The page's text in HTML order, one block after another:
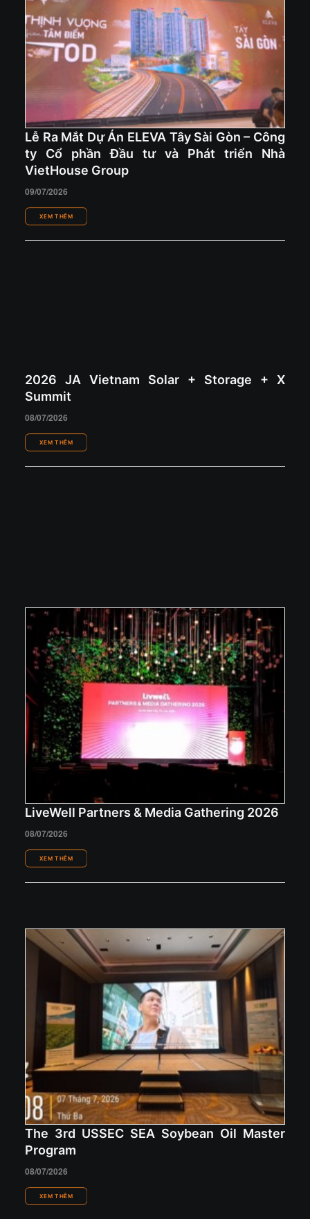
Lễ Ra Mắt Dự Án ELEVA Tây Sài Gòn – Công
ty Cổ phần Đầu tư và Phát triển Nhà
VietHouse Group
09/07/2026
2026 JA Vietnam Solar + Storage + X
Summit
08/07/2026
LiveWell Partners & Media Gathering 2026
08/07/2026
The 3rd USSEC SEA Soybean Oil Master
Program
08/07/2026